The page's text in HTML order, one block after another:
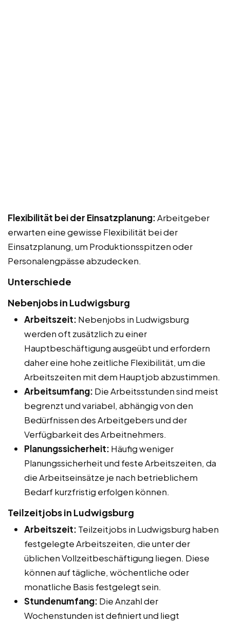
Flexibilität bei der Einsatzplanung:Arbeitgeber
erwarten eine gewisse Flexibilität bei der
Einsatzplanung, um Produktionsspitzen oder
Personalengpässe abzudecken.
Unterschiede
Nebenjobs in Ludwigsburg
Arbeitszeit: Nebenjobs in Ludwigsburg
werden oft zusätzlich zu einer
Hauptbeschäftigung ausgeübt und erfordern
daher eine hohe zeitliche Flexibilität, um die
Arbeitszeiten mit dem Hauptjob abzustimmen.
Arbeitsumfang: Die Arbeitsstunden sind meist
begrenzt und variabel, abhängig von den
Bedürfnissen des Arbeitgebers und der
Verfügbarkeit des Arbeitnehmers.
Planungssicherheit: Häufig weniger
Planungssicherheit und feste Arbeitszeiten, da
die Arbeitseinsätze je nach betrieblichem
Bedarf kurzfristig erfolgen können.
Teilzeitjobs in Ludwigsburg
Arbeitszeit: Teilzeitjobs in Ludwigsburg haben
festgelegte Arbeitszeiten, die unter der
üblichen Vollzeitbeschäftigung liegen. Diese
können auf tägliche, wöchentliche oder
monatliche Basis festgelegt sein.
Stundenumfang: Die Anzahl der
Wochenstunden ist definiert und liegt